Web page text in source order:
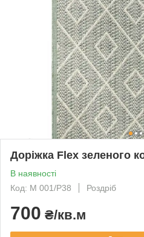
Доріжка Flex зеленого
В наявності
Код: M 001/P38
Роздріб
700 ₴/кв.м